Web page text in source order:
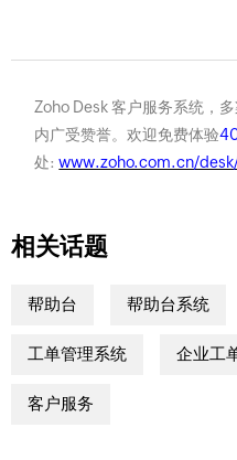
Zoho Desk 客户服务系统，
内广受赞誉。欢迎免费体验
处:www.zoho.com.cn/
相关话题
帮助台 帮助台系统
工单管理系统 企业工
客户服务